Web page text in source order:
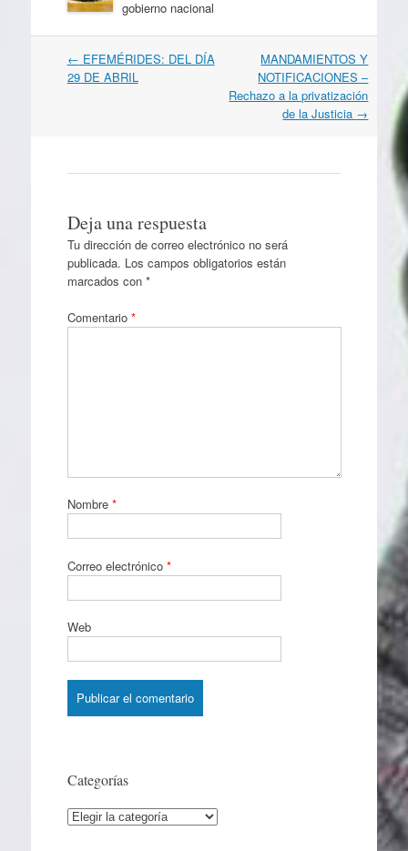
gobierno nacional
Navegación
por
← EFEMÉRIDES: DEL DÍA
29 DE ABRIL
MANDAMIENTOS Y
NOTIFICACIONES –
Rechazo a la privatización
de la Justicia →
Deja una respuesta
Tu dirección de correo electrónico no será
publicada. Los campos obligatorios están
marcados con *
Comentario *
Nombre *
Correo electrónico *
Web
Categorías
Categorías